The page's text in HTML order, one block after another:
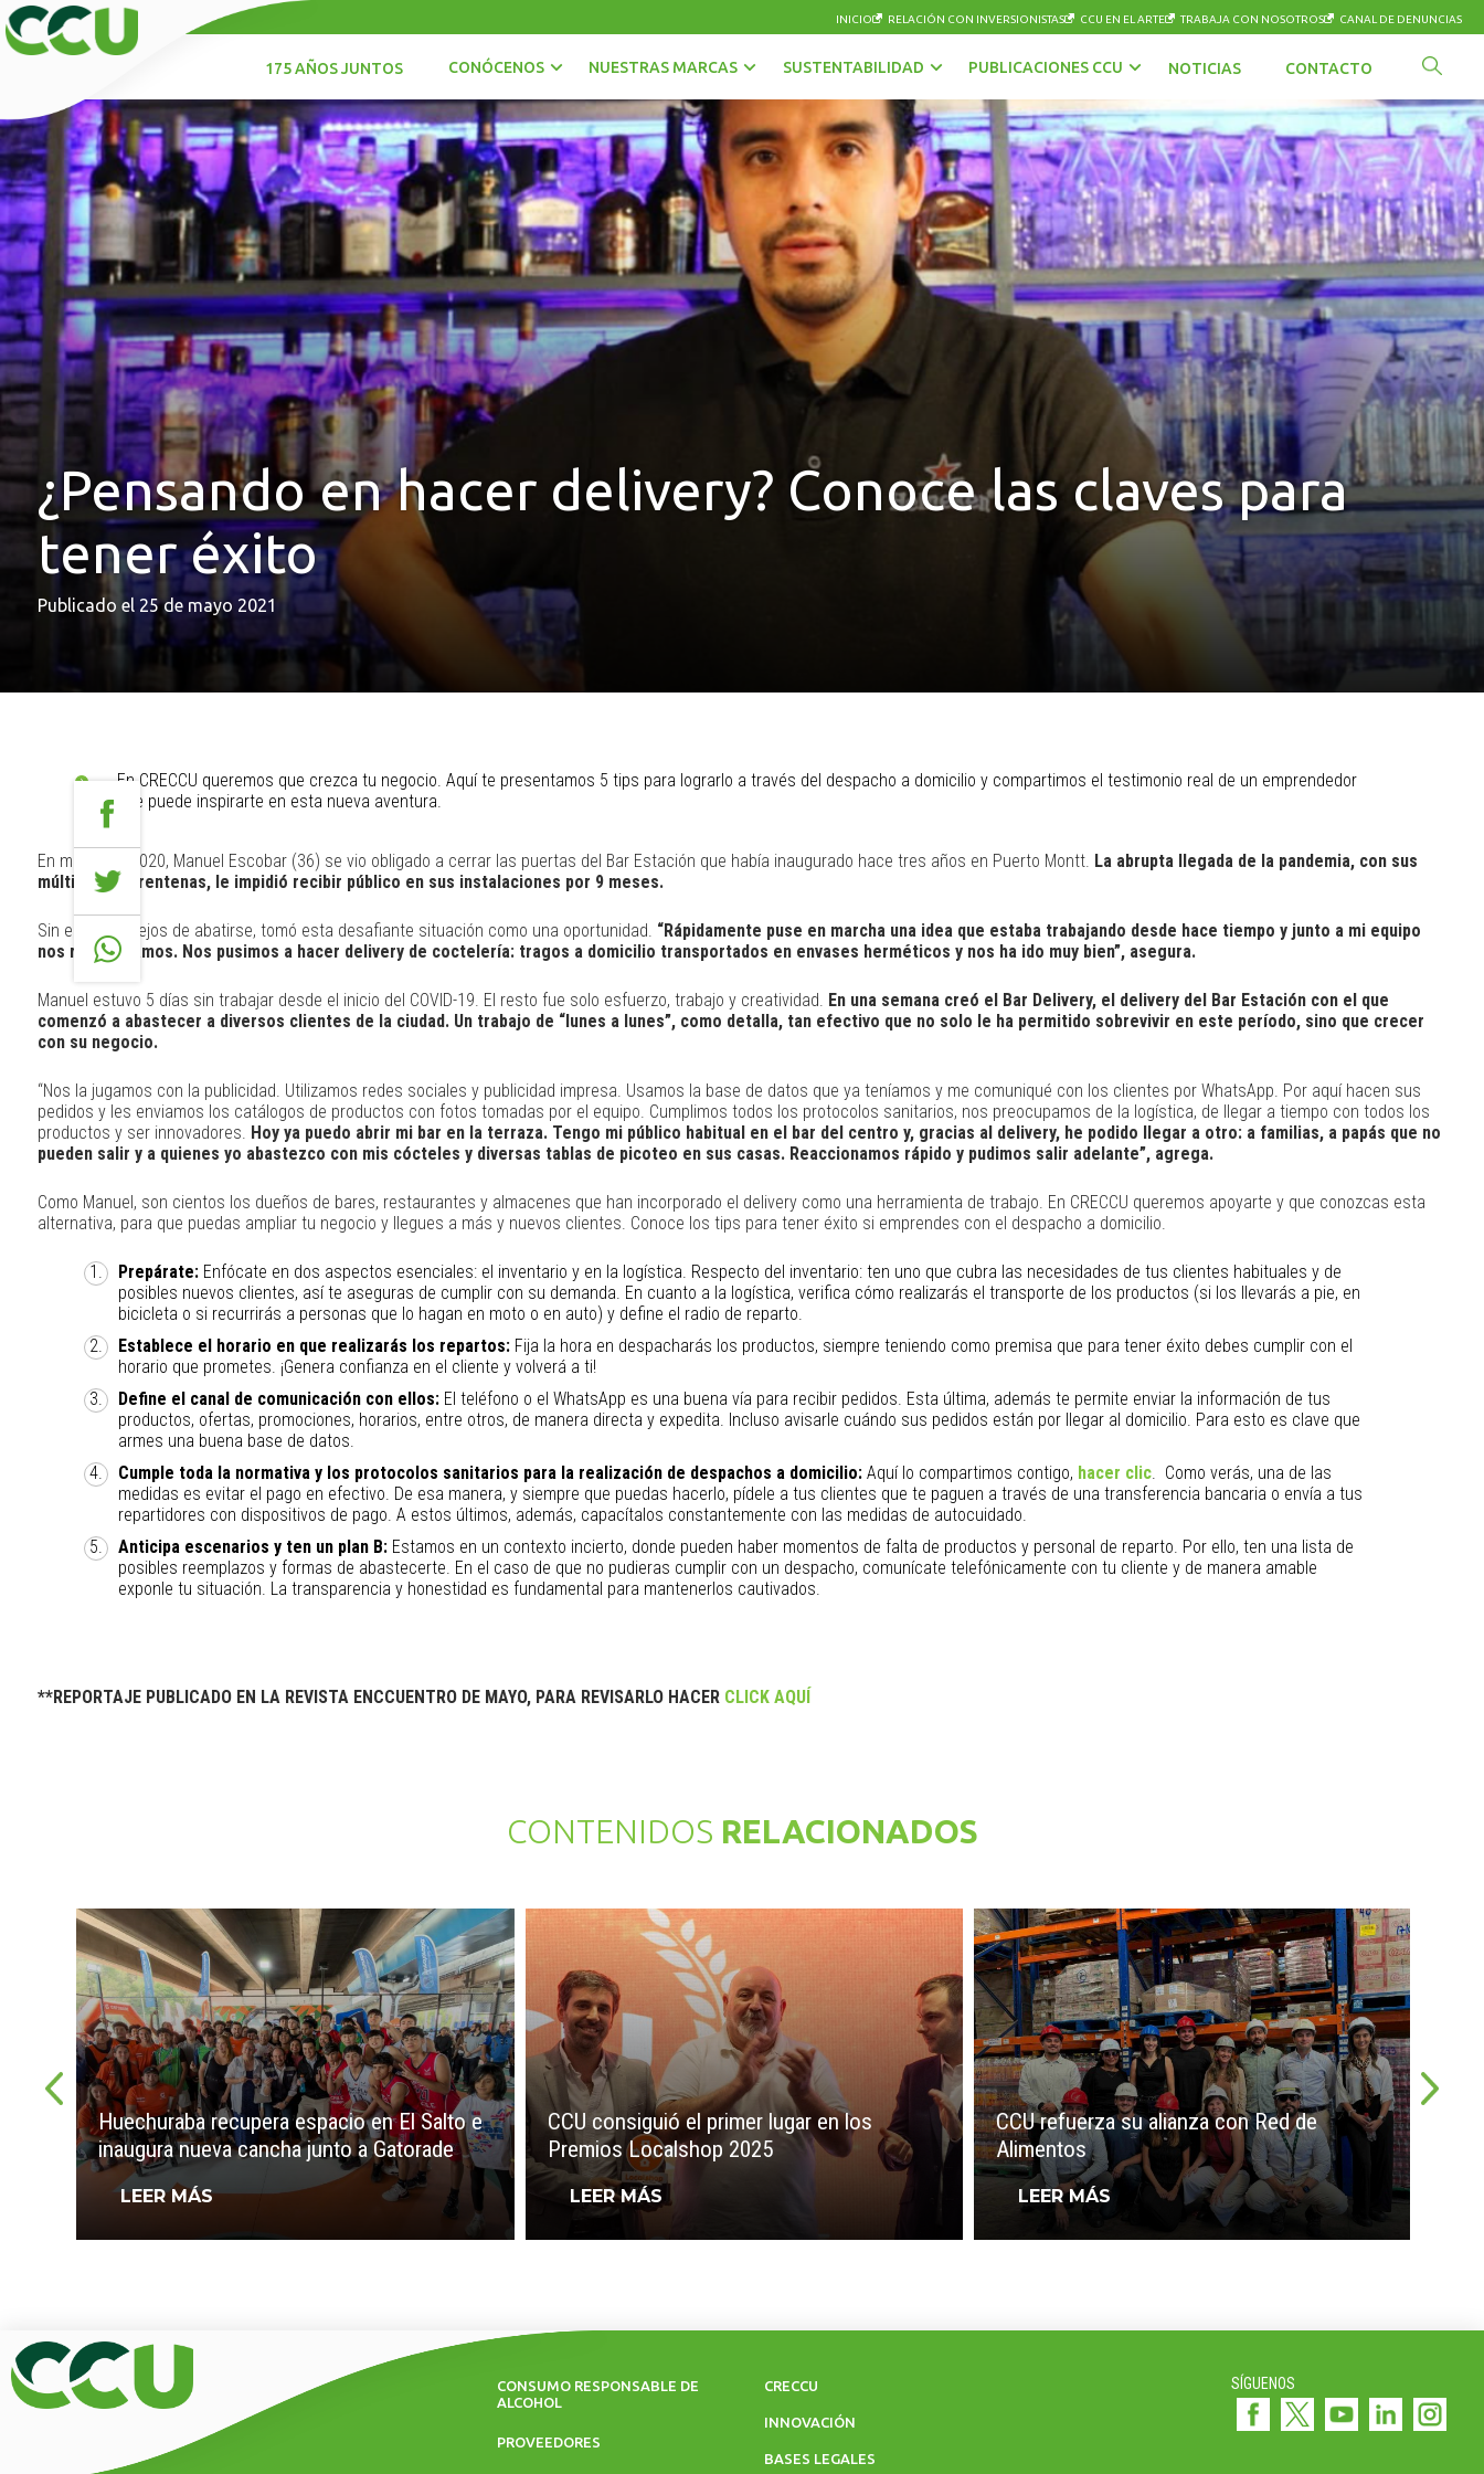
INICIO RELACIÓN CON INVERSIONISTAS CCU EN EL ARTE TRABAJA CON NOSOTROS CANAL DE DENUNCIAS
175 AÑOS JUNTOS CONÓCENOS NUESTRAS MARCAS
AGUAS
BEBIDAS CON GAS
CERVEZAS
ENERGÉTICAS Y DEPORTIVAS
JUGOS, NÉCTARES Y BEBIDAS EN POLVO
OTRAS BEBIDAS
PISCOS Y LICORES
SIDRA
VINOS Y ESPUMANTES
SUSTENTABILIDAD PUBLICACIONES CCU NOTICIAS CONTACTO
¿Pensando en hacer delivery? Conoce las claves para
tener éxito
Publicado el 25 de mayo 2021
En CRECCU queremos que crezca tu negocio. Aquí te presentamos 5 tips para lograrlo a través del despacho a domicilio y compartimos el testimonio real de un emprendedor
que puede inspirarte en esta nueva aventura.
En marzo de 2020, Manuel Escobar (36) se vio obligado a cerrar las puertas del Bar Estación que había inaugurado hace tres años en Puerto Montt. La abrupta llegada de la pandemia, con sus
múltiples cuarentenas, le impidió recibir público en sus instalaciones por 9 meses.
Sin embargo, lejos de abatirse, tomó esta desafiante situación como una oportunidad. “Rápidamente puse en marcha una idea que estaba trabajando desde hace tiempo y junto a mi equipo
nos reinventamos. Nos pusimos a hacer delivery de coctelería: tragos a domicilio transportados en envases herméticos y nos ha ido muy bien”, asegura.
Manuel estuvo 5 días sin trabajar desde el inicio del COVID-19. El resto fue solo esfuerzo, trabajo y creatividad. En una semana creó el Bar Delivery, el delivery del Bar Estación con el que
comenzó a abastecer a diversos clientes de la ciudad. Un trabajo de “lunes a lunes”, como detalla, tan efectivo que no solo le ha permitido sobrevivir en este período, sino que crecer
con su negocio.
“Nos la jugamos con la publicidad. Utilizamos redes sociales y publicidad impresa. Usamos la base de datos que ya teníamos y me comuniqué con los clientes por WhatsApp. Por aquí hacen sus
pedidos y les enviamos los catálogos de productos con fotos tomadas por el equipo. Cumplimos todos los protocolos sanitarios, nos preocupamos de la logística, de llegar a tiempo con todos los
productos y ser innovadores. Hoy ya puedo abrir mi bar en la terraza. Tengo mi público habitual en el bar del centro y, gracias al delivery, he podido llegar a otro: a familias, a papás que no
pueden salir y a quienes yo abastezco con mis cócteles y diversas tablas de picoteo en sus casas. Reaccionamos rápido y pudimos salir adelante”, agrega.
Como Manuel, son cientos los dueños de bares, restaurantes y almacenes que han incorporado el delivery como una herramienta de trabajo. En CRECCU queremos apoyarte y que conozcas esta
alternativa, para que puedas ampliar tu negocio y llegues a más y nuevos clientes. Conoce los tips para tener éxito si emprendes con el despacho a domicilio.
Prepárate: Enfócate en dos aspectos esenciales: el inventario y en la logística. Respecto del inventario: ten uno que cubra las necesidades de tus clientes habituales y de
posibles nuevos clientes, así te aseguras de cumplir con su demanda. En cuanto a la logística, verifica cómo realizarás el transporte de los productos (si los llevarás a pie, en
bicicleta o si recurrirás a personas que lo hagan en moto o en auto) y define el radio de reparto.
Establece el horario en que realizarás los repartos: Fija la hora en despacharás los productos, siempre teniendo como premisa que para tener éxito debes cumplir con el
horario que prometes. ¡Genera confianza en el cliente y volverá a ti!
Define el canal de comunicación con ellos: El teléfono o el WhatsApp es una buena vía para recibir pedidos. Esta última, además te permite enviar la información de tus
productos, ofertas, promociones, horarios, entre otros, de manera directa y expedita. Incluso avisarle cuándo sus pedidos están por llegar al domicilio. Para esto es clave que
armes una buena base de datos.
Cumple toda la normativa y los protocolos sanitarios para la realización de despachos a domicilio: Aquí lo compartimos contigo, hacer clic. Como verás, una de las
medidas es evitar el pago en efectivo. De esa manera, y siempre que puedas hacerlo, pídele a tus clientes que te paguen a través de una transferencia bancaria o envía a tus
repartidores con dispositivos de pago. A estos últimos, además, capacítalos constantemente con las medidas de autocuidado.
Anticipa escenarios y ten un plan B: Estamos en un contexto incierto, donde pueden haber momentos de falta de productos y personal de reparto. Por ello, ten una lista de
posibles reemplazos y formas de abastecerte. En el caso de que no pudieras cumplir con un despacho, comunícate telefónicamente con tu cliente y de manera amable
exponle tu situación. La transparencia y honestidad es fundamental para mantenerlos cautivados.
**REPORTAJE PUBLICADO EN LA REVISTA ENCCUENTRO DE MAYO, PARA REVISARLO HACER CLICK AQUÍ
CONTENIDOS RELACIONADOS
Huechuraba recupera espacio en El Salto e
inaugura nueva cancha junto a Gatorade
LEER MÁS
CCU consiguió el primer lugar en los
Premios Localshop 2025
LEER MÁS
CCU refuerza su alianza con Red de
Alimentos
LEER MÁS
CONSUMO RESPONSABLE DE
ALCOHOL
PROVEEDORES
CRECCU
INNOVACIÓN
BASES LEGALES
SÍGUENOS